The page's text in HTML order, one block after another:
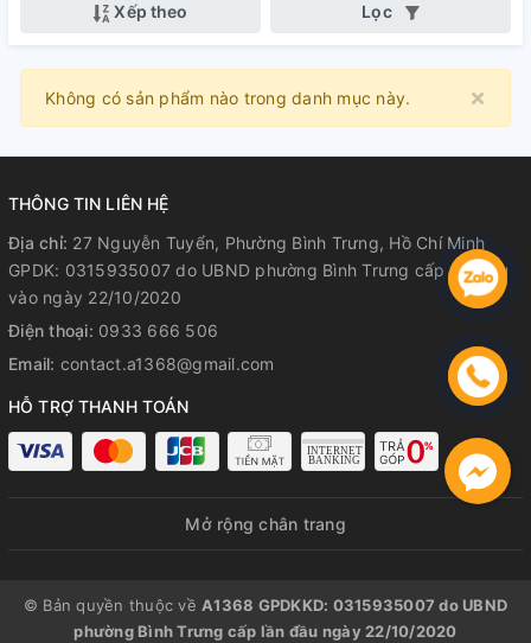
Xếp theo Lọc
×
Không có sản phẩm nào trong danh mục này.
THÔNG TIN LIÊN HỆ
Địa chỉ: 27 Nguyễn Tuyển, Phường Bình Trưng, Hồ Chí Minh
GPDK: 0315935007 do UBND phường Bình Trưng cấp lần đầu
vào ngày 22/10/2020
Điện thoại: 0933 666 506
Email: contact.a1368@gmail.com
HỖ TRỢ THANH TOÁN
Mở rộng chân trang
© Bản quyền thuộc về A1368 GPDKKD: 0315935007 do UBND
phường Bình Trưng cấp lần đầu ngày 22/10/2020